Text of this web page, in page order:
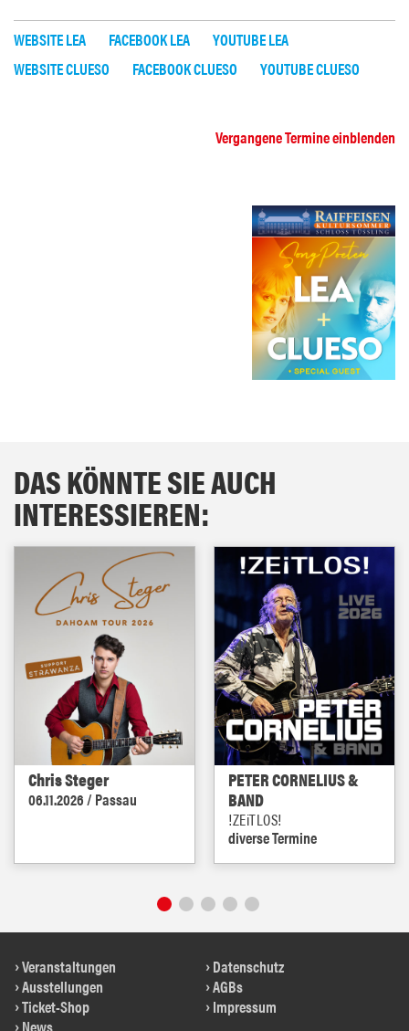
WEBSITE LEA FACEBOOK LEA
YOUTUBE LEA
WEBSITE CLUESO
FACEBOOK CLUESO YOUTUBE CLUESO
Vergangene Termine einblenden
DAS KÖNNTE SIE AUCH
INTERESSIEREN:
Chris Steger
06.11.2026 / Passau
PETER CORNELIUS &
BAND
!ZEiTLOS!
diverse Termine
Veranstaltungen
Ausstellungen
Ticket-Shop
News
Datenschutz
AGBs
Impressum